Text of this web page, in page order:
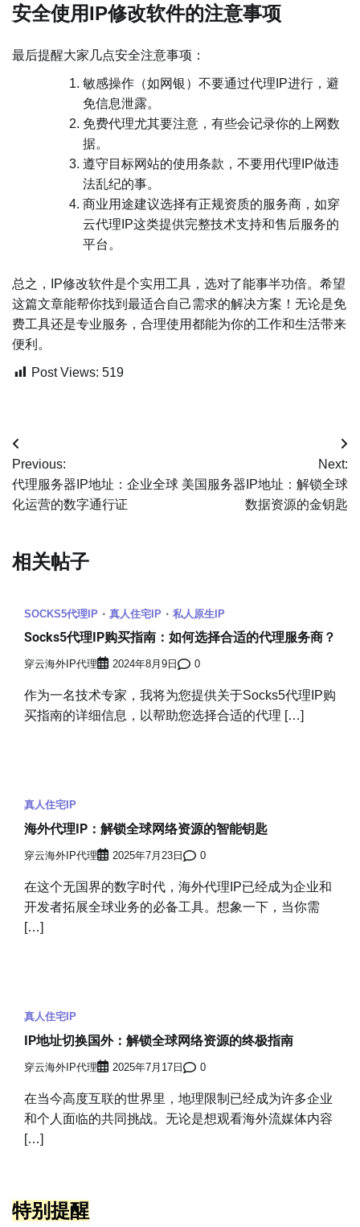
安全使用IP修改软件的注意事项
最后提醒大家几点安全注意事项：
敏感操作（如网银）不要通过代理IP进行，避
免信息泄露。
免费代理尤其要注意，有些会记录你的上网数
据。
遵守目标网站的使用条款，不要用代理IP做违
法乱纪的事。
商业用途建议选择有正规资质的服务商，如穿
云代理IP这类提供完整技术支持和售后服务的
平台。
总之，IP修改软件是个实用工具，选对了能事半功倍。希望
这篇文章能帮你找到最适合自己需求的解决方案！无论是免
费工具还是专业服务，合理使用都能为你的工作和生活带来
便利。
Post Views: 519
文
章
导
Previous:
代理服务器IP地址：企业全球
化运营的数字通行证
Next:
美国服务器IP地址：解锁全球
数据资源的金钥匙
相关帖子
SOCKS5代理IP 真人住宅IP 私人原生IP
Socks5代理IP购买指南：如何选择合适的代理服务商？
穿云海外IP代理 2024年8月9日 0
作为一名技术专家，我将为您提供关于Socks5代理IP购
买指南的详细信息，以帮助您选择合适的代理 […]
真人住宅IP
海外代理IP：解锁全球网络资源的智能钥匙
穿云海外IP代理 2025年7月23日 0
在这个无国界的数字时代，海外代理IP已经成为企业和
开发者拓展全球业务的必备工具。想象一下，当你需
[…]
真人住宅IP
IP地址切换国外：解锁全球网络资源的终极指南
穿云海外IP代理 2025年7月17日 0
在当今高度互联的世界里，地理限制已经成为许多企业
和个人面临的共同挑战。无论是想观看海外流媒体内容
[…]
特别提醒